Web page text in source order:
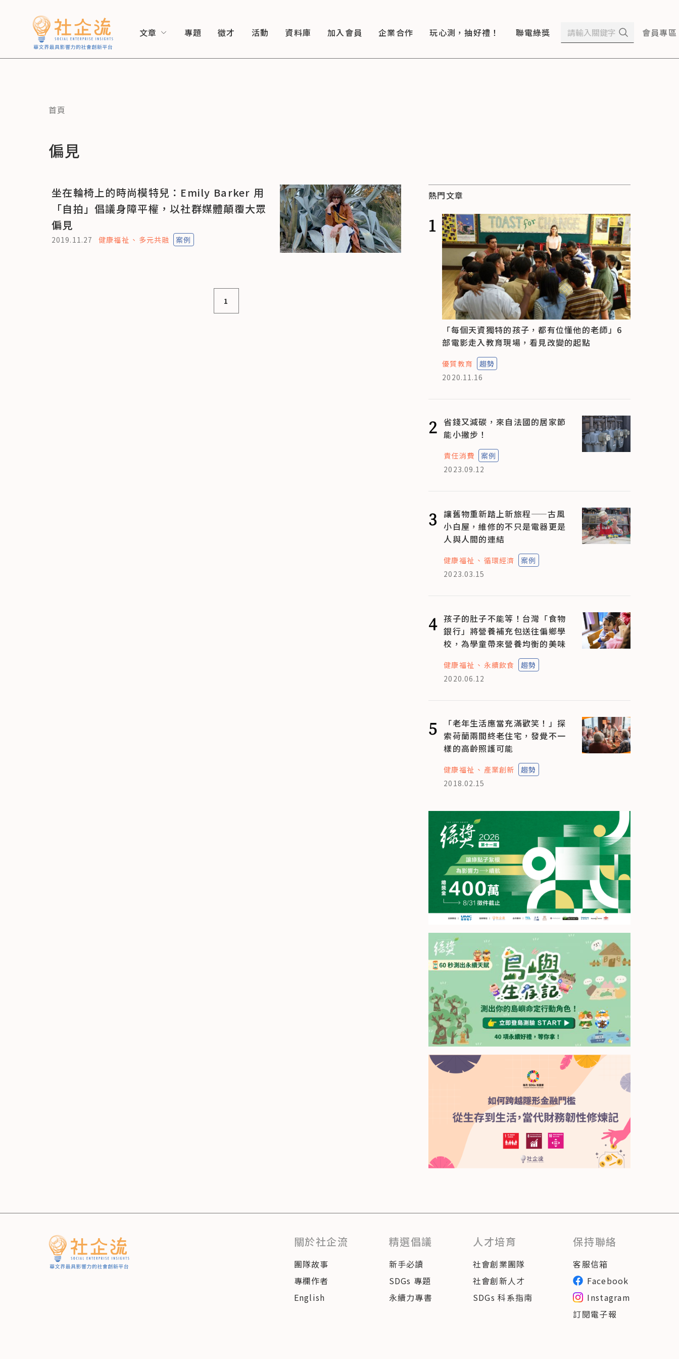
文章 專題 徵才 活動 資料庫 加入會員 企業合作 玩心測，抽好禮！ 聯電綠獎 會員專區
首頁
偏見
坐在輪椅上的時尚模特兒：Emily Barker 用
「自拍」倡議身障平權，以社群媒體顛覆大眾
偏見
2019.11.27 健康福祉 多元共融 案例
1
熱門文章
1
「每個天資獨特的孩子，都有位懂他的老師」6
部電影走入教育現場，看見改變的起點
優質教育
趨勢
2020.11.16
2 省錢又減碳，來自法國的居家節
能小撇步！
責任消費
案例
2023.09.12
3
讓舊物重新踏上新旅程——古風
小白屋，維修的不只是電器更是
人與人間的連結
健康福祉 循環經濟
案例
2023.03.15
4 孩子的肚子不能等！台灣「食物
銀行」將營養補充包送往偏鄉學
校，為學童帶來營養均衡的美味
健康福祉 永續飲食
趨勢
2020.06.12
5
「老年生活應當充滿歡笑！」探
索荷蘭兩間終老住宅，發覺不一
樣的高齡照護可能
健康福祉 產業創新
趨勢
2018.02.15
關於社企流
團隊故事
專欄作者
English
精選倡議
新手必讀
SDGs 專題
永續力專書
人才培育
社會創業團隊
社會創新人才
SDGs 科系指南
保持聯絡
客服信箱
Facebook
Instagram
訂閱電子報